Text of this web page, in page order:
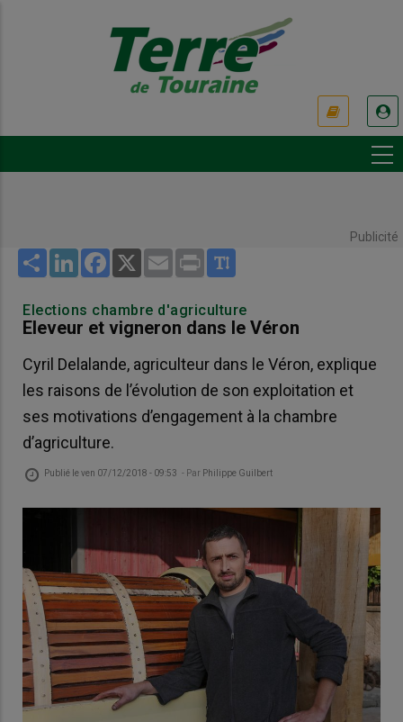
Publicité
Share LinkedInFacebook
X Email Print
Elections chambre d'agriculture
Eleveur et vigneron dans le Véron
Cyril Delalande, agriculteur dans le Véron, explique
les raisons de l’évolution de son exploitation et
ses motivations d’engagement à la chambre
d’agriculture.
Publié leven 07/12/2018 - 09:53 - Par Philippe Guilbert